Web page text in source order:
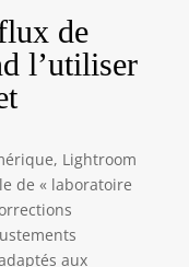
de
l’utiliser
Lightroom
de « laboratoire
aux